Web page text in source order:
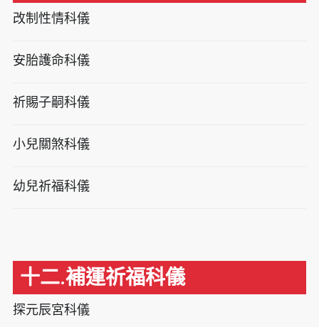
改制性情科儀
安胎護命科儀
祈賜子嗣科儀
小兒關煞科儀
幼兒祈福科儀
十二.補運祈福科儀
探元辰宮科儀